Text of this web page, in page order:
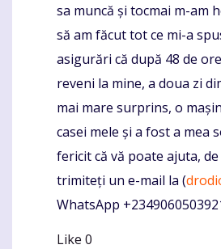
sa muncă și tocmai m-am
să am făcut tot ce mi-a
asigurări că după 48 de
reveni la mine, a doua zi
mai mare surprins, o
casei mele și a fost a mea
fericit că vă poate ajuta,
trimiteți un e-mail la (
WhatsApp
Like 0